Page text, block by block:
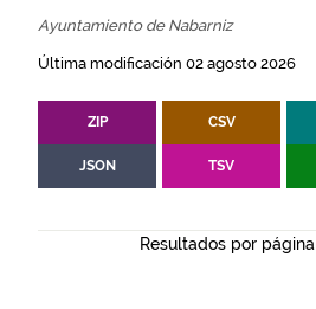
Ayuntamiento de Nabarniz
Última modificación 02 agosto 2026
ZIP CSV
JSON TSV
Resultados por página